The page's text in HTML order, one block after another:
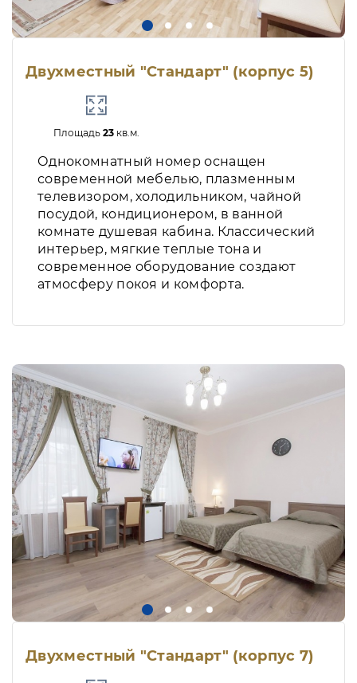
Двухместный "Стандарт" (корпус 5)
Площадь 23кв.м.
Однокомнатный номер оснащен
современной мебелью, плазменным
телевизором, холодильником, чайной
посудой, кондиционером, в ванной
комнате душевая кабина. Классический
интерьер, мягкие теплые тона и
современное оборудование создают
атмосферу покоя и комфорта.
Двухместный "Стандарт" (корпус 7)